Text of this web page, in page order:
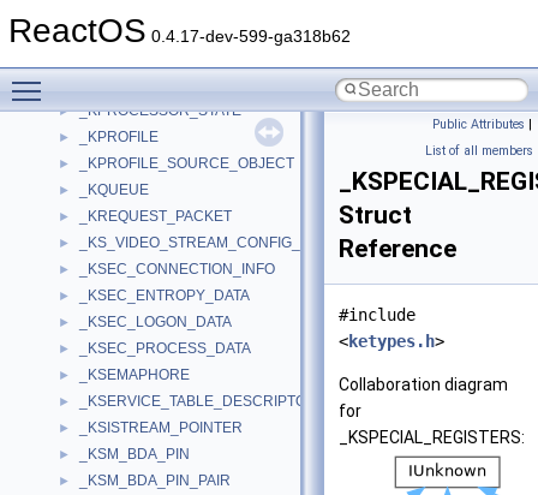
ReactOS 0.4.17-dev-599-ga318b62
► _KPRCB
► _KPROCESSOR_STATE
► _KPROFILE
► _KPROFILE_SOURCE_OBJECT
► _KQUEUE
► _KREQUEST_PACKET
► _KS_VIDEO_STREAM_CONFIG_CAPS
► _KSEC_CONNECTION_INFO
► _KSEC_ENTROPY_DATA
► _KSEC_LOGON_DATA
► _KSEC_PROCESS_DATA
► _KSEMAPHORE
► _KSERVICE_TABLE_DESCRIPTOR
► _KSISTREAM_POINTER
► _KSM_BDA_PIN
► _KSM_BDA_PIN_PAIR
Public Attributes |
List of all members
Struct
Reference
#include
<ketypes.h>
Collaboration diagram
for
_KSPECIAL_REGISTERS: